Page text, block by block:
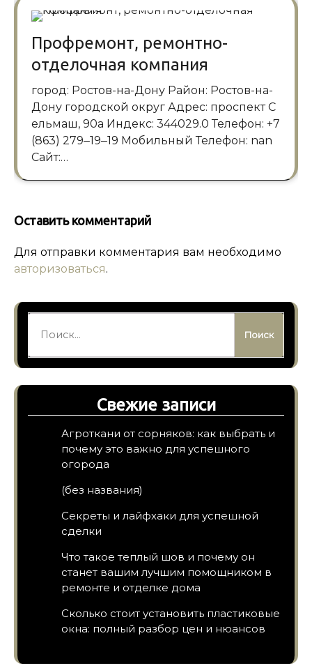
Профремонт, ремонтно-
отделочная компания
город: Ростов-на-Дону Район: Ростов-на-
Дону городской округ Адрес: проспект С
ельмаш, 90а Индекс: 344029.0 Телефон: +7
(863) 279‒19‒19 Мобильный Телефон: nan
Сайт:…
Оставить комментарий
Для отправки комментария вам необходимо
авторизоваться.
Свежие записи
Агроткани от сорняков: как выбрать и
почему это важно для успешного
огорода
(без названия)
Секреты и лайфхаки для успешной
сделки
Что такое теплый шов и почему он
станет вашим лучшим помощником в
ремонте и отделке дома
Сколько стоит установить пластиковые
окна: полный разбор цен и нюансов